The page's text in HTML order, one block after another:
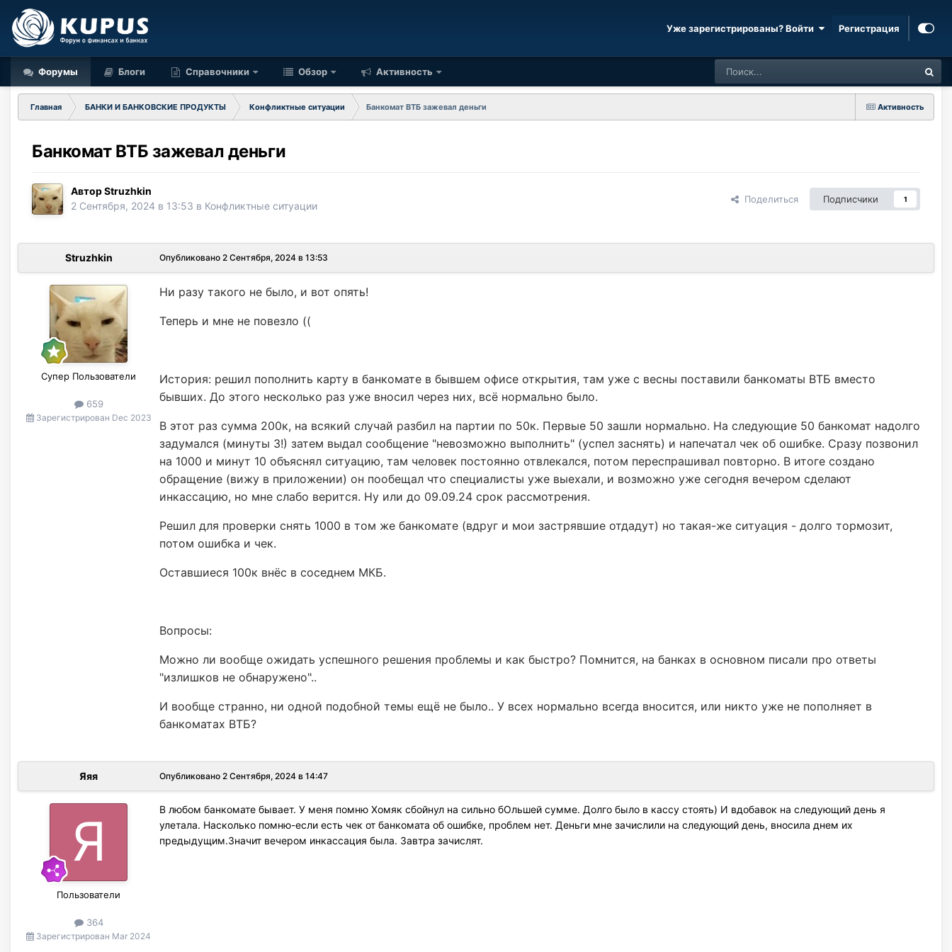
Уже зарегистрированы? Войти Регистрация
Форумы Блоги Справочники Обзор Активность
Активность
Главная БАНКИ И БАНКОВСКИЕ ПРОДУКТЫ Конфликтные ситуации Банкомат ВТБ зажевал деньги
Банкомат ВТБ зажевал деньги
АвторStruzhkin
2 Сентября, 2024 в 13:53 в Конфликтные ситуации
Поделиться Подписчики 1
Struzhkin
Супер Пользователи
659
Зарегистрирован Dec 2023
Опубликовано 2 Сентября, 2024 в 13:53
Ни разу такого не было, и вот опять!
Теперь и мне не повезло ((
История: решил пополнить карту в банкомате в бывшем офисе открытия, там уже с весны поставили банкоматы ВТБ вместо
бывших. До этого несколько раз уже вносил через них, всё нормально было.
В этот раз сумма 200к, на всякий случай разбил на партии по 50к. Первые 50 зашли нормально. На следующие 50 банкомат надолго
задумался (минуты 3!) затем выдал сообщение "невозможно выполнить" (успел заснять) и напечатал чек об ошибке. Сразу позвонил
на 1000 и минут 10 объяснял ситуацию, там человек постоянно отвлекался, потом переспрашивал повторно. В итоге создано
обращение (вижу в приложении) он пообещал что специалисты уже выехали, и возможно уже сегодня вечером сделают
инкассацию, но мне слабо верится. Ну или до 09.09.24 срок рассмотрения.
Решил для проверки снять 1000 в том же банкомате (вдруг и мои застрявшие отдадут) но такая-же ситуация - долго тормозит,
потом ошибка и чек.
Оставшиеся 100к внёс в соседнем МКБ.
Вопросы:
Можно ли вообще ожидать успешного решения проблемы и как быстро? Помнится, на банках в основном писали про ответы
"излишков не обнаружено"..
И вообще странно, ни одной подобной темы ещё не было.. У всех нормально всегда вносится, или никто уже не пополняет в
банкоматах ВТБ?
Яяя
Пользователи
364
Зарегистрирован Mar 2024
Опубликовано 2 Сентября, 2024 в 14:47
В любом банкомате бывает. У меня помню Хомяк сбойнул на сильно бОльшей сумме. Долго было в кассу стоять) И вдобавок на следующий день я
улетала. Насколько помню-если есть чек от банкомата об ошибке, проблем нет. Деньги мне зачислили на следующий день, вносила днем их
предыдущим.Значит вечером инкассация была. Завтра зачислят.